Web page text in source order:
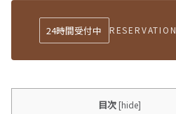
24時間受付中 RESERVATION
目次[hide]